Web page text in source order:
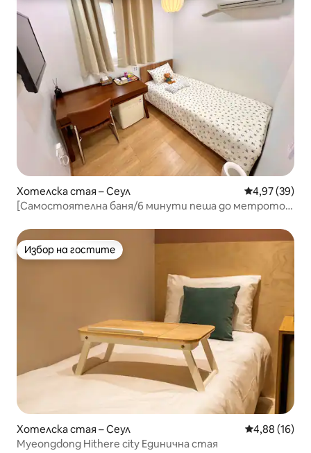
Хотелска стая – Сеул Средна
4,97 (39)
[Самостоятелна баня/6 минути пеша до метрото]
зона, пълна с ресторанти и кафенета*201
Избор на гостите
Избор на гостите
Хотелска стая – Сеул Средна
4,88 (16)
Myeongdong Hithere city Единична стая